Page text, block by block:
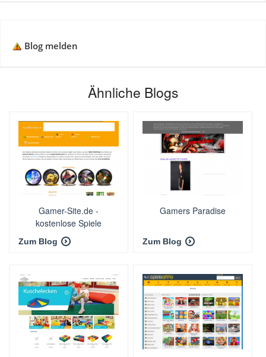
Blog melden
Ähnliche Blogs
Gamer-Site.de -
kostenlose Spiele
Zum Blog
Gamers Paradise
Zum Blog